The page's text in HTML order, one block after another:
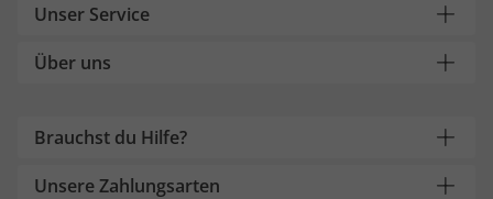
Unser Service
Über uns
Brauchst du Hilfe?
Unsere Zahlungsarten